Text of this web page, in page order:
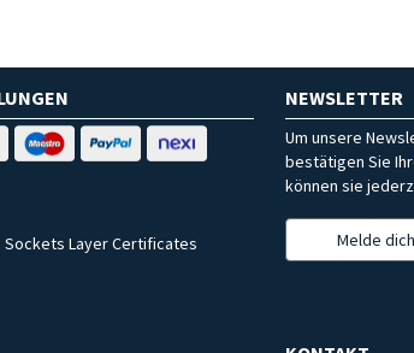
Sockets Layer Certificates
NEWSLETTER
Um unsere
bestätigen Sie
können sie
Melde